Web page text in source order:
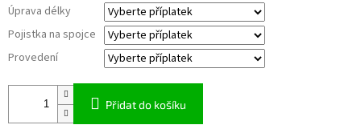
Úprava délky
Pojistka na spojce
Provedení
Přidat do košíku